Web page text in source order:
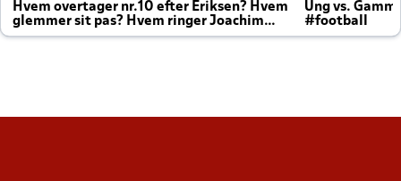
Hvem overtager nr.10 efter Eriksen? Hvem
glemmer sit pas? Hvem ringer Joachim
altid til efter kampe?
Ung vs.
#football